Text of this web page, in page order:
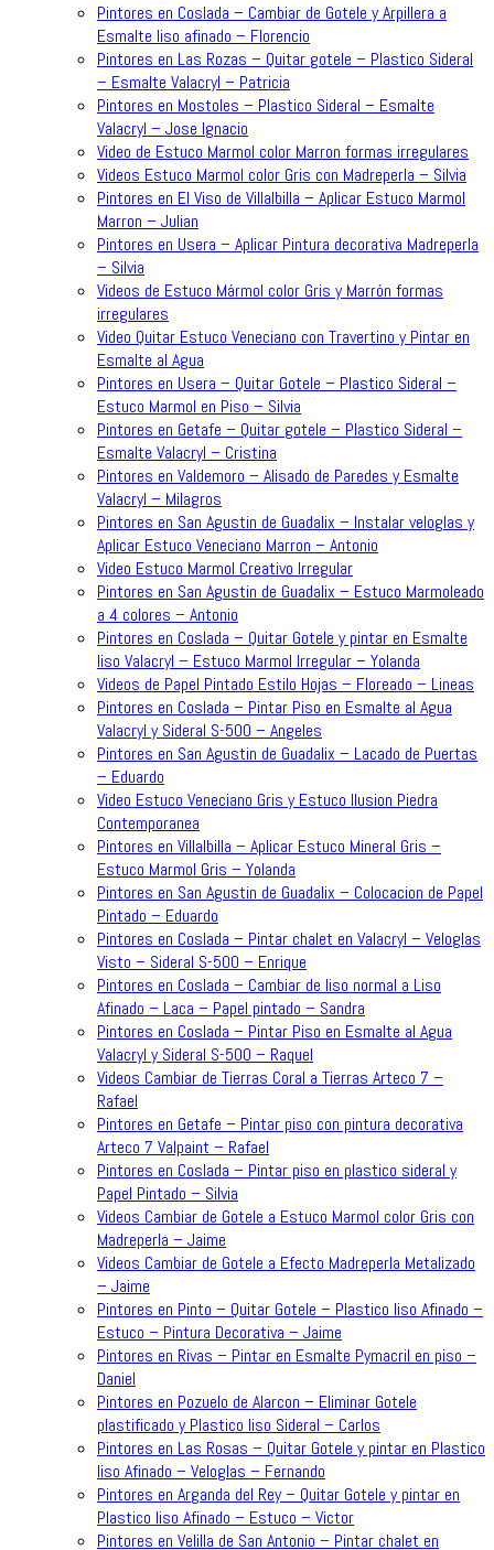
Pintores en Coslada – Cambiar de Gotele y Arpillera a
Esmalte liso afinado – Florencio
Pintores en Las Rozas – Quitar gotele – Plastico Sideral
– Esmalte Valacryl – Patricia
Pintores en Mostoles – Plastico Sideral – Esmalte
Valacryl – Jose Ignacio
Video de Estuco Marmol color Marron formas irregulares
Videos Estuco Marmol color Gris con Madreperla – Silvia
Pintores en El Viso de Villalbilla – Aplicar Estuco Marmol
Marron – Julian
Pintores en Usera – Aplicar Pintura decorativa Madreperla
– Silvia
Videos de Estuco Mármol color Gris y Marrón formas
irregulares
Video Quitar Estuco Veneciano con Travertino y Pintar en
Esmalte al Agua
Pintores en Usera – Quitar Gotele – Plastico Sideral –
Estuco Marmol en Piso – Silvia
Pintores en Getafe – Quitar gotele – Plastico Sideral –
Esmalte Valacryl – Cristina
Pintores en Valdemoro – Alisado de Paredes y Esmalte
Valacryl – Milagros
Pintores en San Agustin de Guadalix – Instalar veloglas y
Aplicar Estuco Veneciano Marron – Antonio
Video Estuco Marmol Creativo Irregular
Pintores en San Agustin de Guadalix – Estuco Marmoleado
a 4 colores – Antonio
Pintores en Coslada – Quitar Gotele y pintar en Esmalte
liso Valacryl – Estuco Marmol Irregular – Yolanda
Videos de Papel Pintado Estilo Hojas – Floreado – Lineas
Pintores en Coslada – Pintar Piso en Esmalte al Agua
Valacryl y Sideral S-500 – Angeles
Pintores en San Agustin de Guadalix – Lacado de Puertas
– Eduardo
Video Estuco Veneciano Gris y Estuco Ilusion Piedra
Contemporanea
Pintores en Villalbilla – Aplicar Estuco Mineral Gris –
Estuco Marmol Gris – Yolanda
Pintores en San Agustin de Guadalix – Colocacion de Papel
Pintado – Eduardo
Pintores en Coslada – Pintar chalet en Valacryl – Veloglas
Visto – Sideral S-500 – Enrique
Pintores en Coslada – Cambiar de liso normal a Liso
Afinado – Laca – Papel pintado – Sandra
Pintores en Coslada – Pintar Piso en Esmalte al Agua
Valacryl y Sideral S-500 – Raquel
Videos Cambiar de Tierras Coral a Tierras Arteco 7 –
Rafael
Pintores en Getafe – Pintar piso con pintura decorativa
Arteco 7 Valpaint – Rafael
Pintores en Coslada – Pintar piso en plastico sideral y
Papel Pintado – Silvia
Videos Cambiar de Gotele a Estuco Marmol color Gris con
Madreperla – Jaime
Videos Cambiar de Gotele a Efecto Madreperla Metalizado
– Jaime
Pintores en Pinto – Quitar Gotele – Plastico liso Afinado –
Estuco – Pintura Decorativa – Jaime
Pintores en Rivas – Pintar en Esmalte Pymacril en piso –
Daniel
Pintores en Pozuelo de Alarcon – Eliminar Gotele
plastificado y Plastico liso Sideral – Carlos
Pintores en Las Rosas – Quitar Gotele y pintar en Plastico
liso Afinado – Veloglas – Fernando
Pintores en Arganda del Rey – Quitar Gotele y pintar en
Plastico liso Afinado – Estuco – Victor
Pintores en Velilla de San Antonio – Pintar chalet en